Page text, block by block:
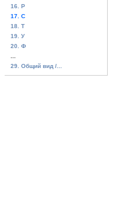
16. Р
17. C
18. T
19. У
20. Ф
29. Общий вид /...